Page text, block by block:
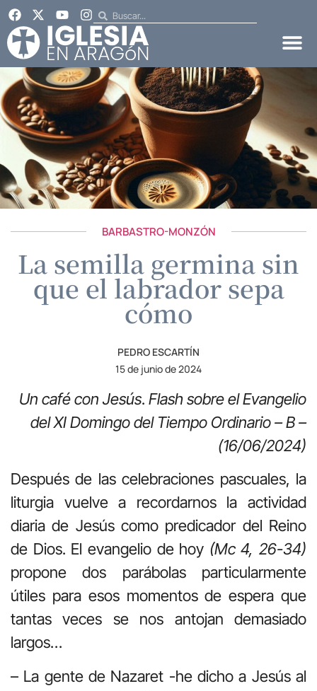
BARBASTRO-MONZÓN
La semilla germina sin
que el labrador sepa
cómo
PEDRO ESCARTÍN
15 de junio de 2024
Un café con Jesús. Flash sobre el Evangelio
del XI Domingo del Tiempo Ordinario – B –
(16/06/2024)
Después de las celebraciones pascuales, la
liturgia vuelve a recordarnos la actividad
diaria de Jesús como predicador del Reino
de Dios. El evangelio de hoy (Mc 4, 26-34)
propone dos parábolas particularmente
útiles para esos momentos de espera que
tantas veces se nos antojan demasiado
largos…
– La gente de Nazaret -he dicho a Jesús al